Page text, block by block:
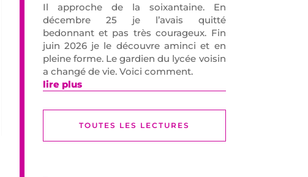
Il approche de la soixantaine. En
décembre 25 je l’avais quitté
bedonnant et pas très courageux. Fin
juin 2026 je le découvre aminci et en
pleine forme. Le gardien du lycée voisin
a changé de vie. Voici comment.
lire plus
TOUTES LES LECTURES